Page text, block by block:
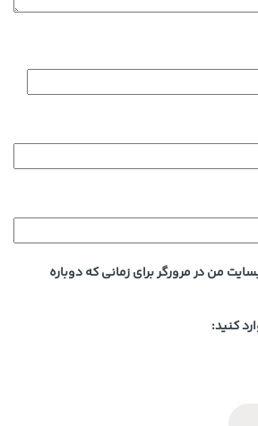
من در مرورگر برای زمانی که دوباره
کنید: